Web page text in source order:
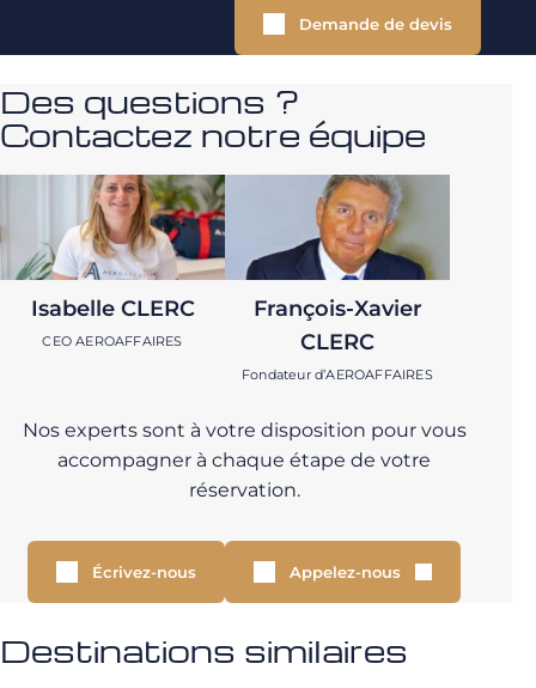
Demande de devis
Des questions ?
Contactez notre équipe
Isabelle CLERC
CEO AEROAFFAIRES
François-Xavier
CLERC
Fondateur d’AEROAFFAIRES
Nos experts sont à votre disposition pour vous
accompagner à chaque étape de votre
réservation.
Écrivez-nous Appelez-nous
Destinations similaires